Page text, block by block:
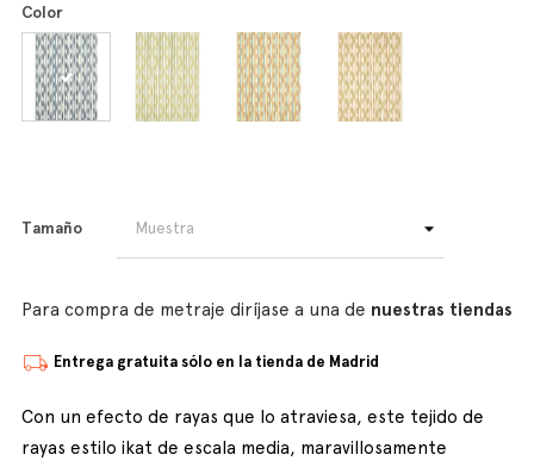
Color
Tamaño
Para compra de metraje diríjase a una de nuestras tiendas
Entrega gratuita sólo en la tienda de Madrid
Con un efecto de rayas que lo atraviesa, este tejido de
rayas estilo ikat de escala media, maravillosamente